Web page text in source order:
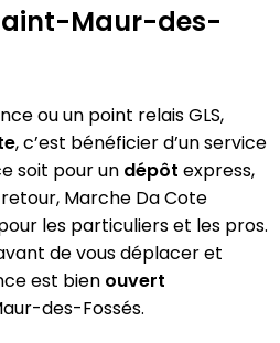
Maur-des-
ou un point relais GLS,
, c’est bénéficier d’un service
soit pour un dépôt express,
Marche Da Cote
les particuliers et les pros.
de vous déplacer et
est bien ouvert
des-Fossés.